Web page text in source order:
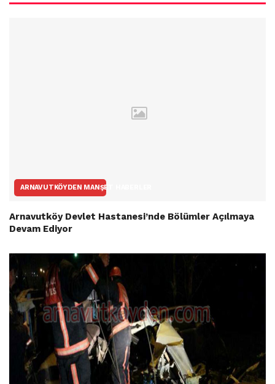
ARNAVUTKÖYDEN MANŞET HABERLER
Arnavutköy Devlet Hastanesi’nde Bölümler Açılmaya
Devam Ediyor